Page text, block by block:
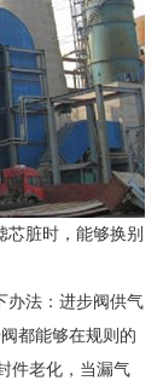
芯脏时，能够换别
办法：进步阀供气
都能够在规则的
件老化，当漏气